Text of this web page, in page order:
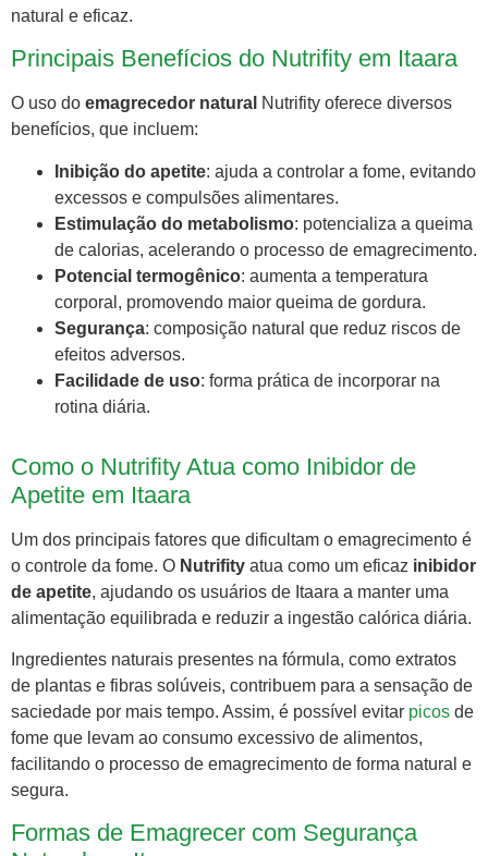
natural e eficaz.
Principais Benefícios do Nutrifity em Itaara
O uso do emagrecedor natural Nutrifity oferece diversos
benefícios, que incluem:
Inibição do apetite: ajuda a controlar a fome, evitando
excessos e compulsões alimentares.
Estimulação do metabolismo: potencializa a queima
de calorias, acelerando o processo de emagrecimento.
Potencial termogênico: aumenta a temperatura
corporal, promovendo maior queima de gordura.
Segurança: composição natural que reduz riscos de
efeitos adversos.
Facilidade de uso: forma prática de incorporar na
rotina diária.
Como o Nutrifity Atua como Inibidor de
Apetite em Itaara
Um dos principais fatores que dificultam o emagrecimento é
o controle da fome. O Nutrifity atua como um eficaz inibidor
de apetite, ajudando os usuários de Itaara a manter uma
alimentação equilibrada e reduzir a ingestão calórica diária.
Ingredientes naturais presentes na fórmula, como extratos
de plantas e fibras solúveis, contribuem para a sensação de
saciedade por mais tempo. Assim, é possível evitar picos de
fome que levam ao consumo excessivo de alimentos,
facilitando o processo de emagrecimento de forma natural e
segura.
Formas de Emagrecer com Segurança